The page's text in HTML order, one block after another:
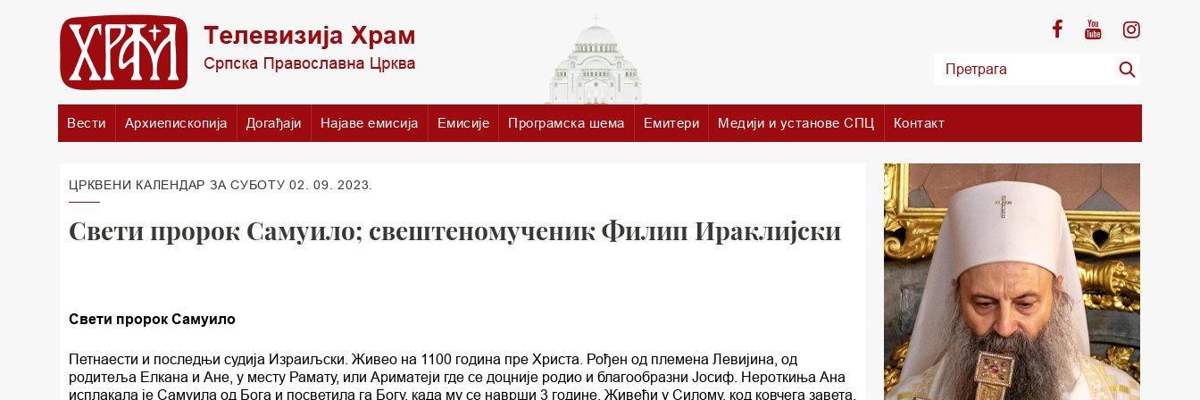
Вести Архиепископија Догађаји Најаве емисија Емисије Програмска шема Емитери Медији и установе СПЦ Контакт
ЦРКВЕНИ КАЛЕНДАР ЗА СУБОТУ 02. 09. 2023.
Свети пророк Самуило; свештеномученик Филип Ираклијски
Свети пророк Самуило
Петнаести и последњи судија Израиљски. Живео на 1100 година пре Христа. Рођен од племена Левијина, од
родитеља Елкана и Ане, у месту Рамату, или Ариматеји где се доцније родио и благообразни Јосиф. Нероткиња Ана
исплакала је Самуила од Бога и посветила га Богу, када му се наврши 3 године. Живећи у Силому, код ковчега завета,